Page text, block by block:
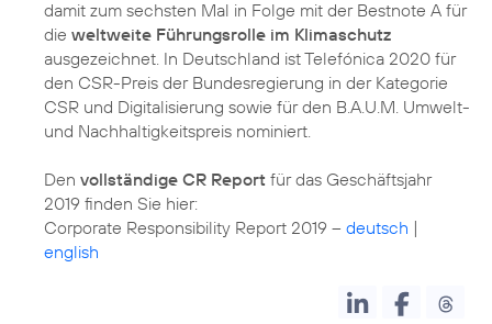
damit zum sechsten Mal in Folge mit der Bestnote A für
die weltweite Führungsrolle im Klimaschutz
ausgezeichnet. In Deutschland ist Telefónica 2020 für
den CSR-Preis der Bundesregierung in der Kategorie
CSR und Digitalisierung sowie für den B.A.U.M. Umwelt-
und Nachhaltigkeitspreis nominiert.
Den vollständige CR Report für das Geschäftsjahr
2019 finden Sie hier:
Corporate Responsibility Report 2019 – deutsch |
english